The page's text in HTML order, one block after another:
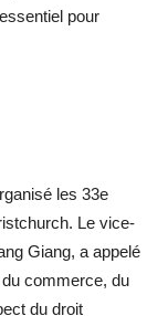
pour
les 33e
Le vice-
Giang, a appelé
commerce, du
du droit